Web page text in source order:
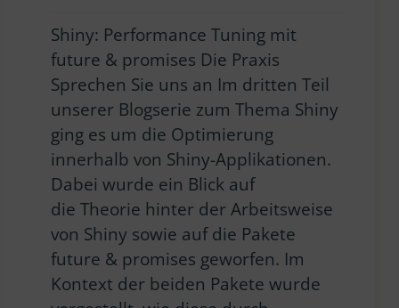
Shiny: Performance Tuning mit
future & promises Die Praxis
Sprechen Sie uns an Im dritten Teil
unserer Blogserie zum Thema Shiny
ging es um die Optimierung
innerhalb von Shiny-Applikationen.
Dabei wurde ein Blick auf
die Theorie hinter der Arbeitsweise
von Shiny sowie auf die Pakete
future & promises geworfen. Im
Kontext der beiden Pakete wurde